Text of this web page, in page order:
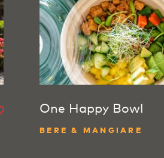
One Happy Bowl
BERE & MANGIARE